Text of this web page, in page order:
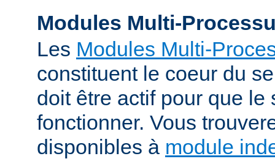
Modules Multi-
Les Modules Multi-
constituent le coeur du
doit être actif pour que le
fonctionner. Vous
disponibles à module